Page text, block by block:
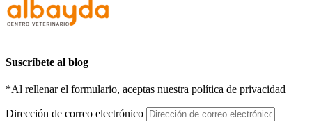
Suscríbete al blog
*Al rellenar el formulario, aceptas nuestra política de privacidad
Dirección de correo electrónico